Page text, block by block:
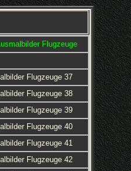
Flugzeuge
Flugzeuge 37
Flugzeuge 38
Flugzeuge 39
Flugzeuge 40
Flugzeuge 41
Flugzeuge 42